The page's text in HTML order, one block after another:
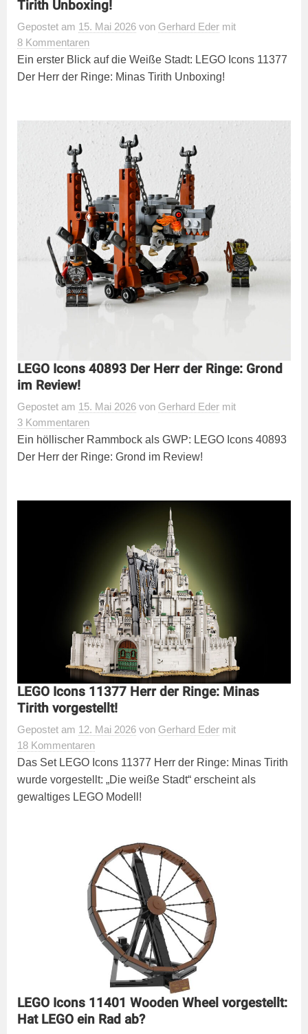
Tirith Unboxing!
Gepostet am 15. Mai 2026 von Gerhard Eder mit
8 Kommentaren
Ein erster Blick auf die Weiße Stadt: LEGO Icons 11377
Der Herr der Ringe: Minas Tirith Unboxing!
LEGO Icons 40893 Der Herr der Ringe: Grond
im Review!
Gepostet am 15. Mai 2026 von Gerhard Eder mit
3 Kommentaren
Ein höllischer Rammbock als GWP: LEGO Icons 40893
Der Herr der Ringe: Grond im Review!
LEGO Icons 11377 Herr der Ringe: Minas
Tirith vorgestellt!
Gepostet am 12. Mai 2026 von Gerhard Eder mit
18 Kommentaren
Das Set LEGO Icons 11377 Herr der Ringe: Minas Tirith
wurde vorgestellt: „Die weiße Stadt“ erscheint als
gewaltiges LEGO Modell!
LEGO Icons 11401 Wooden Wheel vorgestellt:
Hat LEGO ein Rad ab?